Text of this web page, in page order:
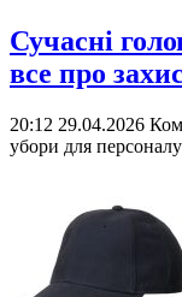
Сучасні
все про
20:12 29.04.2026
убори для